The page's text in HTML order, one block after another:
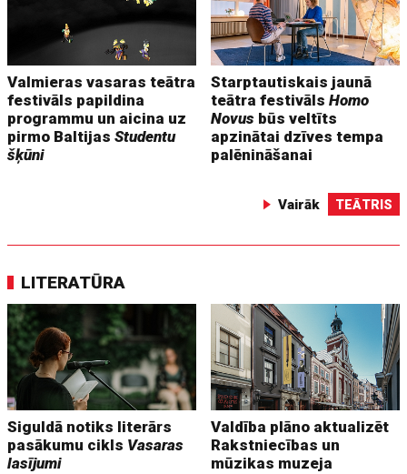
Valmieras vasaras teātra
festivāls papildina
programmu un aicina uz
pirmo BaltijasStudentu
šķūni
Starptautiskais jaunā
teātra festivālsHomo
Novus būs veltīts
apzinātai dzīves tempa
palēnināšanai
Vairāk TEĀTRIS
LITERATŪRA
Siguldā notiks literārs
pasākumu cikls Vasaras
lasījumi
Valdība plāno aktualizēt
Rakstniecības un
mūzikas muzeja